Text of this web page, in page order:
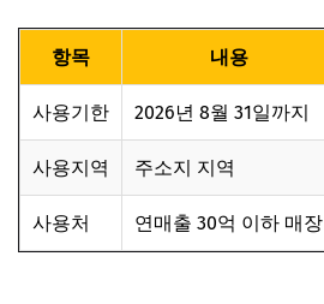
항목 내용
사용기한 2026년 8월 31일까지
사용지역 주소지 지역
사용처 연매출 30억 이하 매장